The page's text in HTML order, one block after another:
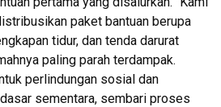
paket bantuan berupa
tidur, dan tenda darurat
paling parah terdampak.
perlindungan sosial dan
sementara, sembari proses